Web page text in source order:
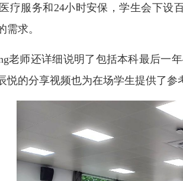
疗服务和24小时安保，学生会下
需求。
老师还详细说明了包括本科最后一
悦的分享视频也为在场学生提供了参